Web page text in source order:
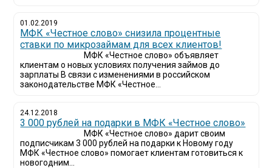
01.02.2019
МФК «Честное слово» снизила процентные
ставки по микрозаймам для всех клиентов!
МФК «Честное слово» объявляет
клиентам о новых условиях получения займов до
зарплаты В связи с изменениями в российском
законодательстве МФК «Честное...
24.12.2018
3 000 рублей на подарки в МФК «Честное слово»
МФК «Честное слово» дарит своим
подписчикам 3 000 рублей на подарки к Новому году
МФК «Честное слово» помогает клиентам готовиться к
новогодним...